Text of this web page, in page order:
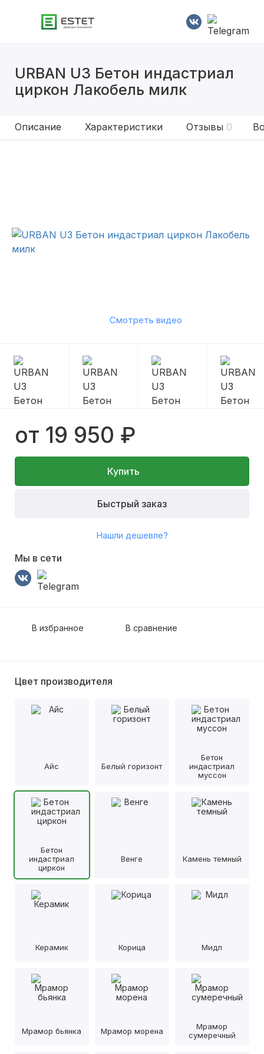
URBAN U3 Бетон индастриал
циркон Лакобель милк
Описание Характеристики Отзывы 0
Смотреть видео
от 19 950 ₽
Купить
Быстрый заказ
Нашли дешевле?
Мы в сети
В избранное В сравнение
Цвет производителя
Айс Белый горизонт
Бетон
индастриал
муссон
Бетон
индастриал
циркон
Венге Камень темный
Керамик Корица Мидл
Мрамор бьянка Мрамор морена
Мрамор
сумеречный